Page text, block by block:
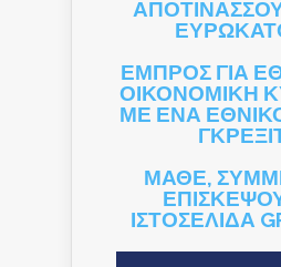
ΕΜΠΡΟΣ ΓΙΑ
ΟΙΚΟΝΟΜΙΚΗ
ΜΕ ΕΝΑ
ΜΑΘΕ,
ΙΣΤΟΣΕΛΙΔΑ